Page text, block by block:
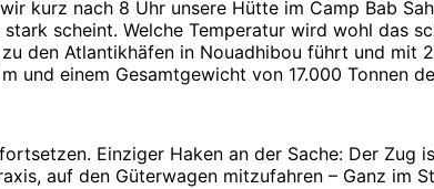
kurz nach 8 Uhr unsere Hütte im Camp Bab
scheint. Welche Temperatur wird wohl das
den Atlantikhäfen in Nouadhibou führt und mit
und einem Gesamtgewicht von 17.000 Tonnen
Einziger Haken an der Sache: Der Zug
auf den Güterwagen mitzufahren – Ganz im